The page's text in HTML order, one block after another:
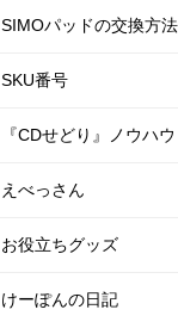
SIMOパッドの交換方法
SKU番号
『CDせどり』ノウハウ
えべっさん
お役立ちグッズ
けーぽんの日記